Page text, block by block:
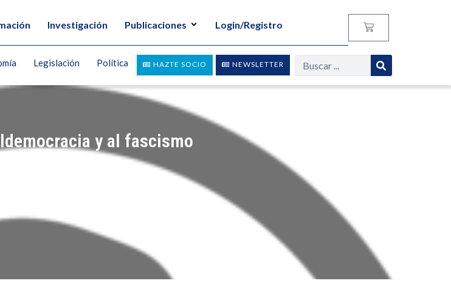
Investigación Publicaciones Login/Registro
NEWSLETTER
HAZTE SOCIO
Legislación Política
y al fascismo